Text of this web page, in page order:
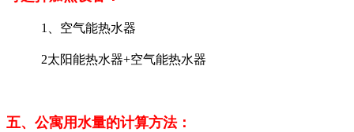
1、空气能热水器
2太阳能热水器+空气能热水器
五、公寓用水量的计算方法：